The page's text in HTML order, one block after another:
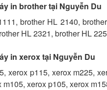
in brother tại Nguyễn Du
brother HL 2140,
HL 2321, brother HL
in xerox tại Nguyễn Du
xerox p115, xerox m225,
m105, xerox p105, xerox